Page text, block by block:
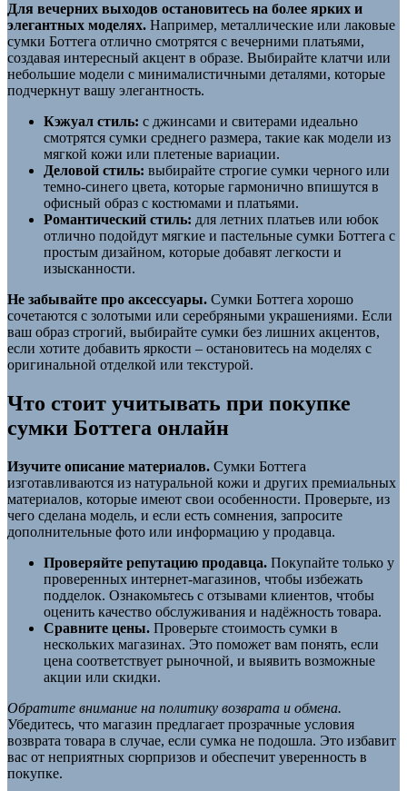
Для вечерних выходов остановитесь на более ярких и
элегантных моделях. Например, металлические или лаковые
сумки Боттега отлично смотрятся с вечерними платьями,
создавая интересный акцент в образе. Выбирайте клатчи или
небольшие модели с минималистичными деталями, которые
подчеркнут вашу элегантность.
Кэжуал стиль: с джинсами и свитерами идеально
смотрятся сумки среднего размера, такие как модели из
мягкой кожи или плетеные вариации.
Деловой стиль: выбирайте строгие сумки черного или
темно-синего цвета, которые гармонично впишутся в
офисный образ с костюмами и платьями.
Романтический стиль: для летних платьев или юбок
отлично подойдут мягкие и пастельные сумки Боттега с
простым дизайном, которые добавят легкости и
изысканности.
Не забывайте про аксессуары. Сумки Боттега хорошо
сочетаются с золотыми или серебряными украшениями. Если
ваш образ строгий, выбирайте сумки без лишних акцентов,
если хотите добавить яркости – остановитесь на моделях с
оригинальной отделкой или текстурой.
Что стоит учитывать при покупке
сумки Боттега онлайн
Изучите описание материалов. Сумки Боттега
изготавливаются из натуральной кожи и других премиальных
материалов, которые имеют свои особенности. Проверьте, из
чего сделана модель, и если есть сомнения, запросите
дополнительные фото или информацию у продавца.
Проверяйте репутацию продавца. Покупайте только у
проверенных интернет-магазинов, чтобы избежать
подделок. Ознакомьтесь с отзывами клиентов, чтобы
оценить качество обслуживания и надёжность товара.
Сравните цены. Проверьте стоимость сумки в
нескольких магазинах. Это поможет вам понять, если
цена соответствует рыночной, и выявить возможные
акции или скидки.
Обратите внимание на политику возврата и обмена.
Убедитесь, что магазин предлагает прозрачные условия
возврата товара в случае, если сумка не подошла. Это избавит
вас от неприятных сюрпризов и обеспечит уверенность в
покупке.